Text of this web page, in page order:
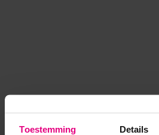
Toestemming Details